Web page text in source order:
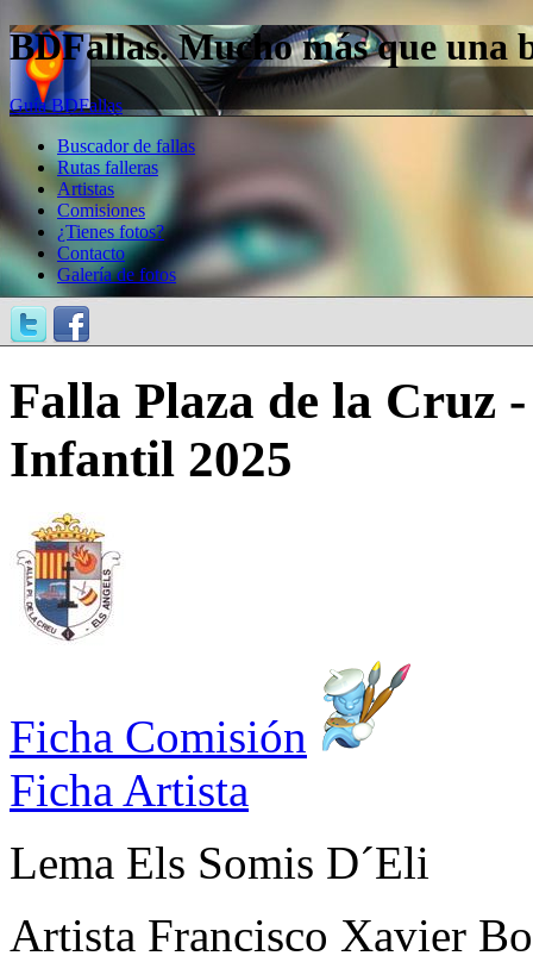
BDFallas. Mucho más que una
Guía BDFallas
Buscador de fallas
Rutas falleras
Artistas
Comisiones
¿Tienes fotos?
Contacto
Galería de fotos
Falla Plaza de la Cruz
Infantil 2025
Ficha Comisión
Ficha Artista
Lema Els Somis D´Eli
Artista Francisco Xavier